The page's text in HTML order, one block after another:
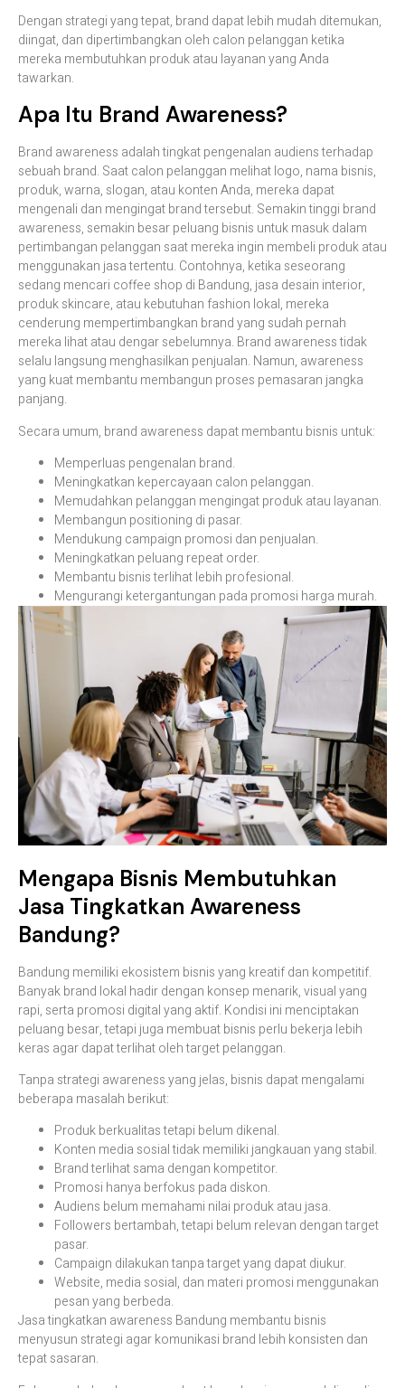
Dengan strategi yang tepat, brand dapat lebih mudah ditemukan,
diingat, dan dipertimbangkan oleh calon pelanggan ketika
mereka membutuhkan produk atau layanan yang Anda
tawarkan.
Apa Itu Brand Awareness?
Brand awareness adalah tingkat pengenalan audiens terhadap
sebuah brand. Saat calon pelanggan melihat logo, nama bisnis,
produk, warna, slogan, atau konten Anda, mereka dapat
mengenali dan mengingat brand tersebut. Semakin tinggi brand
awareness, semakin besar peluang bisnis untuk masuk dalam
pertimbangan pelanggan saat mereka ingin membeli produk atau
menggunakan jasa tertentu. Contohnya, ketika seseorang
sedang mencari coffee shop di Bandung, jasa desain interior,
produk skincare, atau kebutuhan fashion lokal, mereka
cenderung mempertimbangkan brand yang sudah pernah
mereka lihat atau dengar sebelumnya. Brand awareness tidak
selalu langsung menghasilkan penjualan. Namun, awareness
yang kuat membantu membangun proses pemasaran jangka
panjang.
Secara umum, brand awareness dapat membantu bisnis untuk:
Memperluas pengenalan brand.
Meningkatkan kepercayaan calon pelanggan.
Memudahkan pelanggan mengingat produk atau layanan.
Membangun positioning di pasar.
Mendukung campaign promosi dan penjualan.
Meningkatkan peluang repeat order.
Membantu bisnis terlihat lebih profesional.
Mengurangi ketergantungan pada promosi harga murah.
Mengapa Bisnis Membutuhkan
Jasa Tingkatkan Awareness
Bandung?
Bandung memiliki ekosistem bisnis yang kreatif dan kompetitif.
Banyak brand lokal hadir dengan konsep menarik, visual yang
rapi, serta promosi digital yang aktif. Kondisi ini menciptakan
peluang besar, tetapi juga membuat bisnis perlu bekerja lebih
keras agar dapat terlihat oleh target pelanggan.
Tanpa strategi awareness yang jelas, bisnis dapat mengalami
beberapa masalah berikut:
Produk berkualitas tetapi belum dikenal.
Konten media sosial tidak memiliki jangkauan yang stabil.
Brand terlihat sama dengan kompetitor.
Promosi hanya berfokus pada diskon.
Audiens belum memahami nilai produk atau jasa.
Followers bertambah, tetapi belum relevan dengan target
pasar.
Campaign dilakukan tanpa target yang dapat diukur.
Website, media sosial, dan materi promosi menggunakan
pesan yang berbeda.
Jasa tingkatkan awareness Bandung membantu bisnis
menyusun strategi agar komunikasi brand lebih konsisten dan
tepat sasaran.